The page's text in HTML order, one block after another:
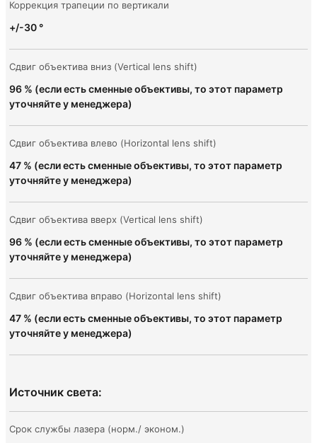
Коррекция трапеции по вертикали
+/-30 °
Сдвиг объектива вниз (Vertical lens shift)
96 % (если есть сменные объективы, то этот параметр
уточняйте у менеджера)
Сдвиг объектива влево (Horizontal lens shift)
47 % (если есть сменные объективы, то этот параметр
уточняйте у менеджера)
Сдвиг объектива вверх (Vertical lens shift)
96 % (если есть сменные объективы, то этот параметр
уточняйте у менеджера)
Сдвиг объектива вправо (Horizontal lens shift)
47 % (если есть сменные объективы, то этот параметр
уточняйте у менеджера)
Источник света:
Срок службы лазера (норм./ эконом.)